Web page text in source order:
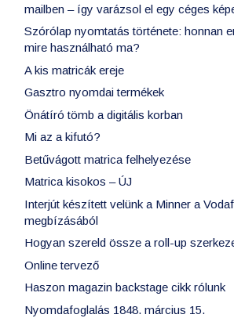
mailben – így varázsol el egy céges
Szórólap nyomtatás története: honnan
mire használható ma?
A kis matricák ereje
Gasztro nyomdai termékek
Önátíró tömb a digitális korban
Mi az a kifutó?
Betűvágott matrica felhelyezése
Matrica kisokos – ÚJ
Interjút készített velünk a Minner a
megbízásából
Hogyan szereld össze a roll-up
Online tervező
Haszon magazin backstage cikk rólunk
Nyomdafoglalás 1848. március 15.